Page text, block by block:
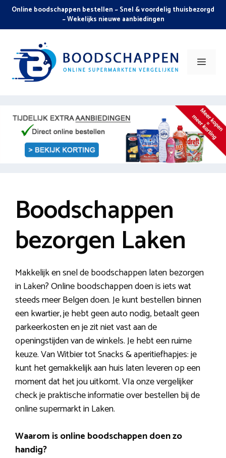
Skip
content
Online boodschappen bestellen ~ Snel & voordelig thuisbezorgd
~ Wekelijks nieuwe aanbiedingen
Menu
Boodschappen
bezorgen Laken
Makkelijk en snel de boodschappen laten bezorgen
in Laken? Online boodschappen doen is iets wat
steeds meer Belgen doen. Je kunt bestellen binnen
een kwartier, je hebt geen auto nodig, betaalt geen
parkeerkosten en je zit niet vast aan de
openingstijden van de winkels. Je hebt een ruime
keuze. Van Witbier tot Snacks & aperitiefhapjes: je
kunt het gemakkelijk aan huis laten leveren op een
moment dat het jou uitkomt. VIa onze vergelijker
check je praktische informatie over bestellen bij de
online supermarkt in Laken.
Waarom is online boodschappen doen zo
handig?